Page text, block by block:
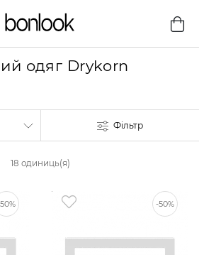
одяг Drykorn
Фільтр
18 одиниць(я)
-50%